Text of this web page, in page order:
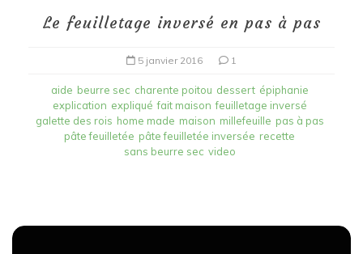
Le feuilletage inversé en pas à pas
5 janvier 2016 1
aide beurre sec charente poitou dessert épiphanie
explication expliqué fait maison feuilletage inversé
galette des rois home made maison millefeuille pas à pas
pâte feuilletée pâte feuilletée inversée recette
sans beurre sec video